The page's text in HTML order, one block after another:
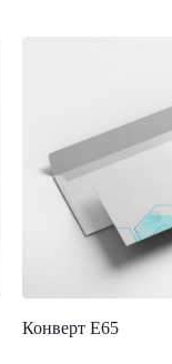
Конверт E65